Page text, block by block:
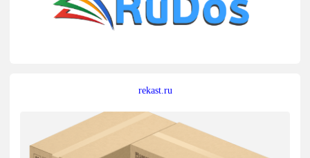
rekast.ru